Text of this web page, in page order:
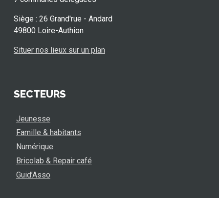
Siège : 26 Grand'rue - Andard
49800 Loire-Authion
Situer nos lieux sur un plan
SECTEURS
Jeunesse
Famille & habitants
Numérique
Bricolab & Repair café
Guid’Asso